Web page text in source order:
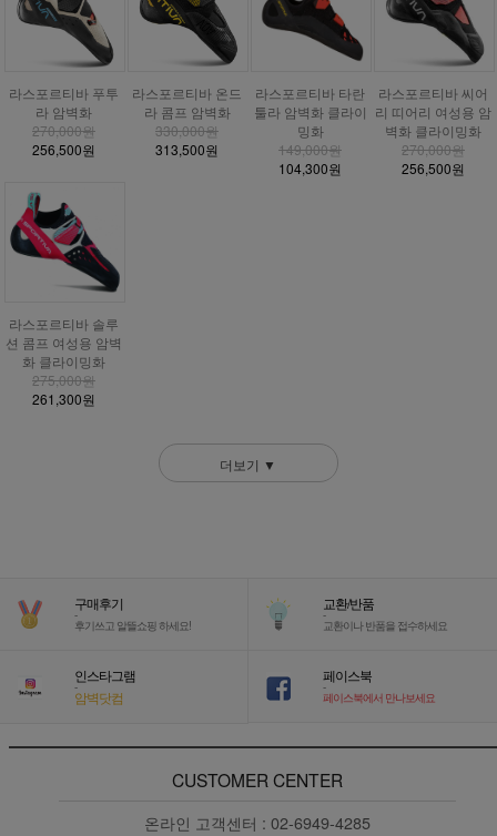
라스포르티바 푸투
라 암벽화
270,000원
256,500원
라스포르티바 온드
라 콤프 암벽화
330,000원
313,500원
라스포르티바 타란
툴라 암벽화 클라이
밍화
149,000원
104,300원
라스포르티바 씨어
리 띠어리 여성용 암
벽화 클라이밍화
270,000원
256,500원
라스포르티바 솔루
션 콤프 여성용 암벽
화 클라이밍화
275,000원
261,300원
더보기 ▼
구매후기
-
후기쓰고 알뜰쇼핑 하세요!
교환/반품
-
교환이나 반품을 접수하세요
인스타그램
-
암벽닷컴
페이스북
-
페이스북에서 만나보세요
CUSTOMER CENTER
온라인 고객센터 : 02-6949-4285